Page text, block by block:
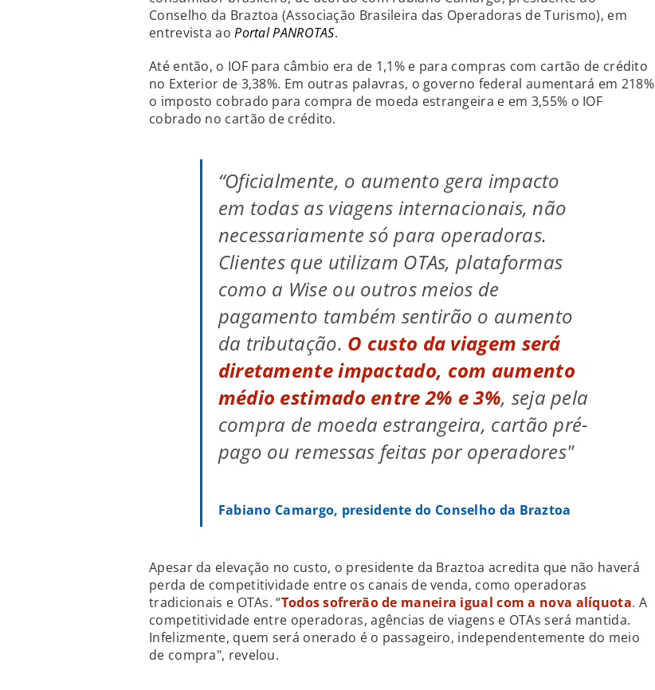
Conselho da Braztoa (Associação Brasileira das Operadoras de Turismo), em
entrevista aoPortal PANROTAS.
Até então, o IOF para câmbio era de 1,1% e para compras com cartão de crédito
no Exterior de 3,38%. Em outras palavras, o governo federal aumentará em 218%
o imposto cobrado para compra de moeda estrangeira e em 3,55% o IOF
cobrado no cartão de crédito.
“Oficialmente, o aumento gera impacto
em todas as viagens internacionais, não
necessariamente só para operadoras.
Clientes que utilizam OTAs, plataformas
como a Wise ou outros meios de
pagamento também sentirão o aumento
da tributação. O custo da viagem será
diretamente impactado, com aumento
médio estimado entre 2% e 3%, seja pela
compra de moeda estrangeira, cartão pré-
pago ou remessas feitas por operadores"
Fabiano Camargo, presidente do Conselho da Braztoa
Apesar da elevação no custo, o presidente da Braztoa acredita que não haverá
perda de competitividade entre os canais de venda, como operadoras
tradicionais e OTAs. “Todos sofrerão de maneira igual com a nova alíquota. A
competitividade entre operadoras, agências de viagens e OTAs será mantida.
Infelizmente, quem será onerado é o passageiro, independentemente do meio
de compra", revelou.